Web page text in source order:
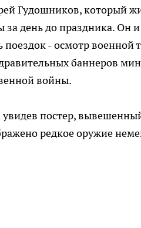
Гудошников, который
за день до праздника. Он
- осмотр военной
баннеров
войны.
увидев постер,
редкое оружие